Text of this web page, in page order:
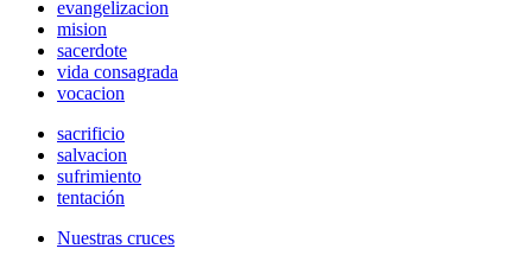
evangelizacion
mision
sacerdote
vida consagrada
vocacion
sacrificio
salvacion
sufrimiento
tentación
Nuestras cruces